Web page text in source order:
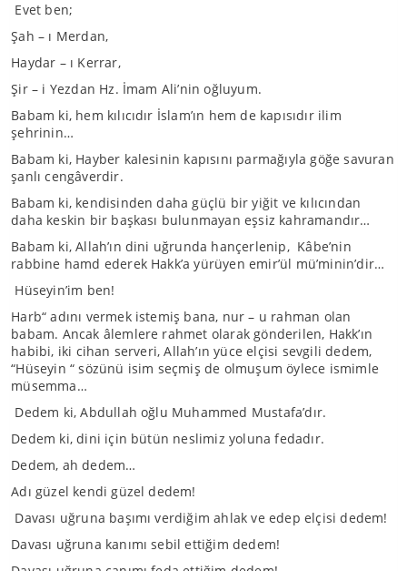
Evet ben;
Şah – ı Merdan,
Haydar – ı Kerrar,
Şir – i Yezdan Hz. İmam Ali’nin oğluyum.
Babam ki, hem kılıcıdır İslam’ın hem de kapısıdır ilim
şehrinin…
Babam ki, Hayber kalesinin kapısını parmağıyla göğe savuran
şanlı cengâverdir.
Babam ki, kendisinden daha güçlü bir yiğit ve kılıcından
daha keskin bir başkası bulunmayan eşsiz kahramandır…
Babam ki, Allah’ın dini uğrunda hançerlenip, Kâbe’nin
rabbine hamd ederek Hakk’a yürüyen emir’ül mü’minin’dir…
Hüseyin’im ben!
Harb“ adını vermek istemiş bana, nur – u rahman olan
babam. Ancak âlemlere rahmet olarak gönderilen, Hakk’ın
habibi, iki cihan serveri, Allah’ın yüce elçisi sevgili dedem,
“Hüseyin “ sözünü isim seçmiş de olmuşum öylece ismimle
müsemma…
Dedem ki, Abdullah oğlu Muhammed Mustafa’dır.
Dedem ki, dini için bütün neslimiz yoluna fedadır.
Dedem, ah dedem…
Adı güzel kendi güzel dedem!
Davası uğruna başımı verdiğim ahlak ve edep elçisi dedem!
Davası uğruna kanımı sebil ettiğim dedem!